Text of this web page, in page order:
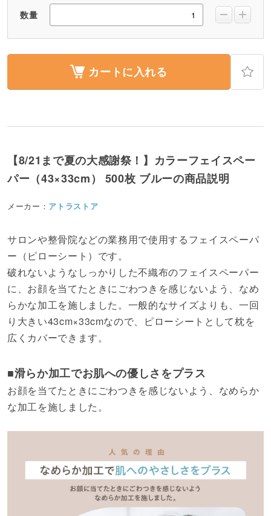
数量
カートに入れる
【8/21まで夏の大感謝祭！】カラーフェイスペー
パー（43×33cm） 500枚 ブルーの商品説明
メーカー： アトラストア
サロンや整骨院などの業務用で使用するフェイスペーパ
ー（ピローシート）です。
破れないようなしっかりした不織布のフェイスペーパー
に、お顔を当てたときにごわつきを感じないよう、なめ
らかな加工を施しました。一般的なサイズよりも、一回
り大きい43cm×33cmなので、ピローシートとして枕を
広くカバーできます。
■滑らか加工でお肌への優しさをプラス
お顔を当てたときにごわつきを感じないよう、なめらか
な加工を施しました。